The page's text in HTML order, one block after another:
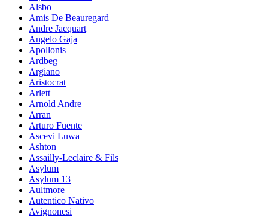
Alsbo
Amis De Beauregard
Andre Jacquart
Angelo Gaja
Apollonis
Ardbeg
Argiano
Aristocrat
Arlett
Arnold Andre
Arran
Arturo Fuente
Ascevi Luwa
Ashton
Assailly-Leclaire & Fils
Asylum
Asylum 13
Aultmore
Autentico Nativo
Avignonesi